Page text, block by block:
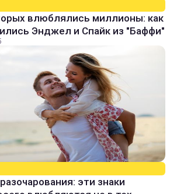
влюблялись миллионы: как
Энджел и Спайк из "Баффи"
эти знаки